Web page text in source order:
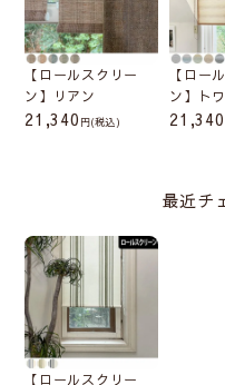
【ロールスクリー
ン】リアン
21,340 (税込)
【ロー
ン】ト
21,340
最近チ
【ロールスクリー